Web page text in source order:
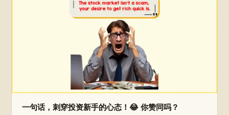
一句话，刺穿投资新手的心态！😂 你赞同吗？